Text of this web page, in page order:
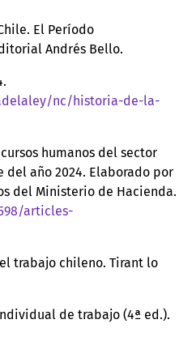
El Período
Andrés Bello.
nc/historia-de-la-
humanos del sector
año 2024. Elaborado por
del Ministerio de Hacienda.
articles-
trabajo chileno. Tirant lo
de trabajo (4ª ed.).